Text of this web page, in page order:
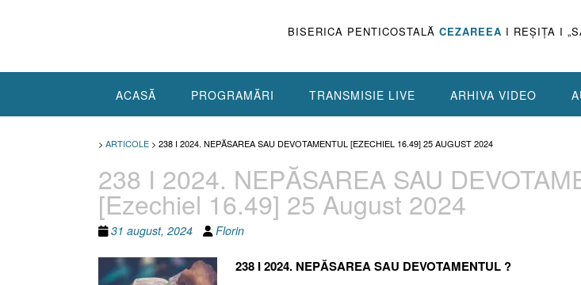
BISERICA PENTICOSTALĂ CEZAREEA I REŞIŢA I
ACASĂ PROGRAMĂRI TRANSMISIE LIVE ARHIVA VIDEO
> ARTICOLE > 238 I 2024. NEPĂSAREA SAU DEVOTAMENTUL [EZECHIEL 16.49] 25 AUGUST 2024
238 I 2024. NEPĂSAREA SAU
[Ezechiel 16.49] 25 August 2024
31 august, 2024 Florin
238 I 2024. NEPĂSAREA SAU DEVOTAMENTUL ?